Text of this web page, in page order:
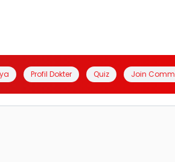
Profil Dokter Quiz Join